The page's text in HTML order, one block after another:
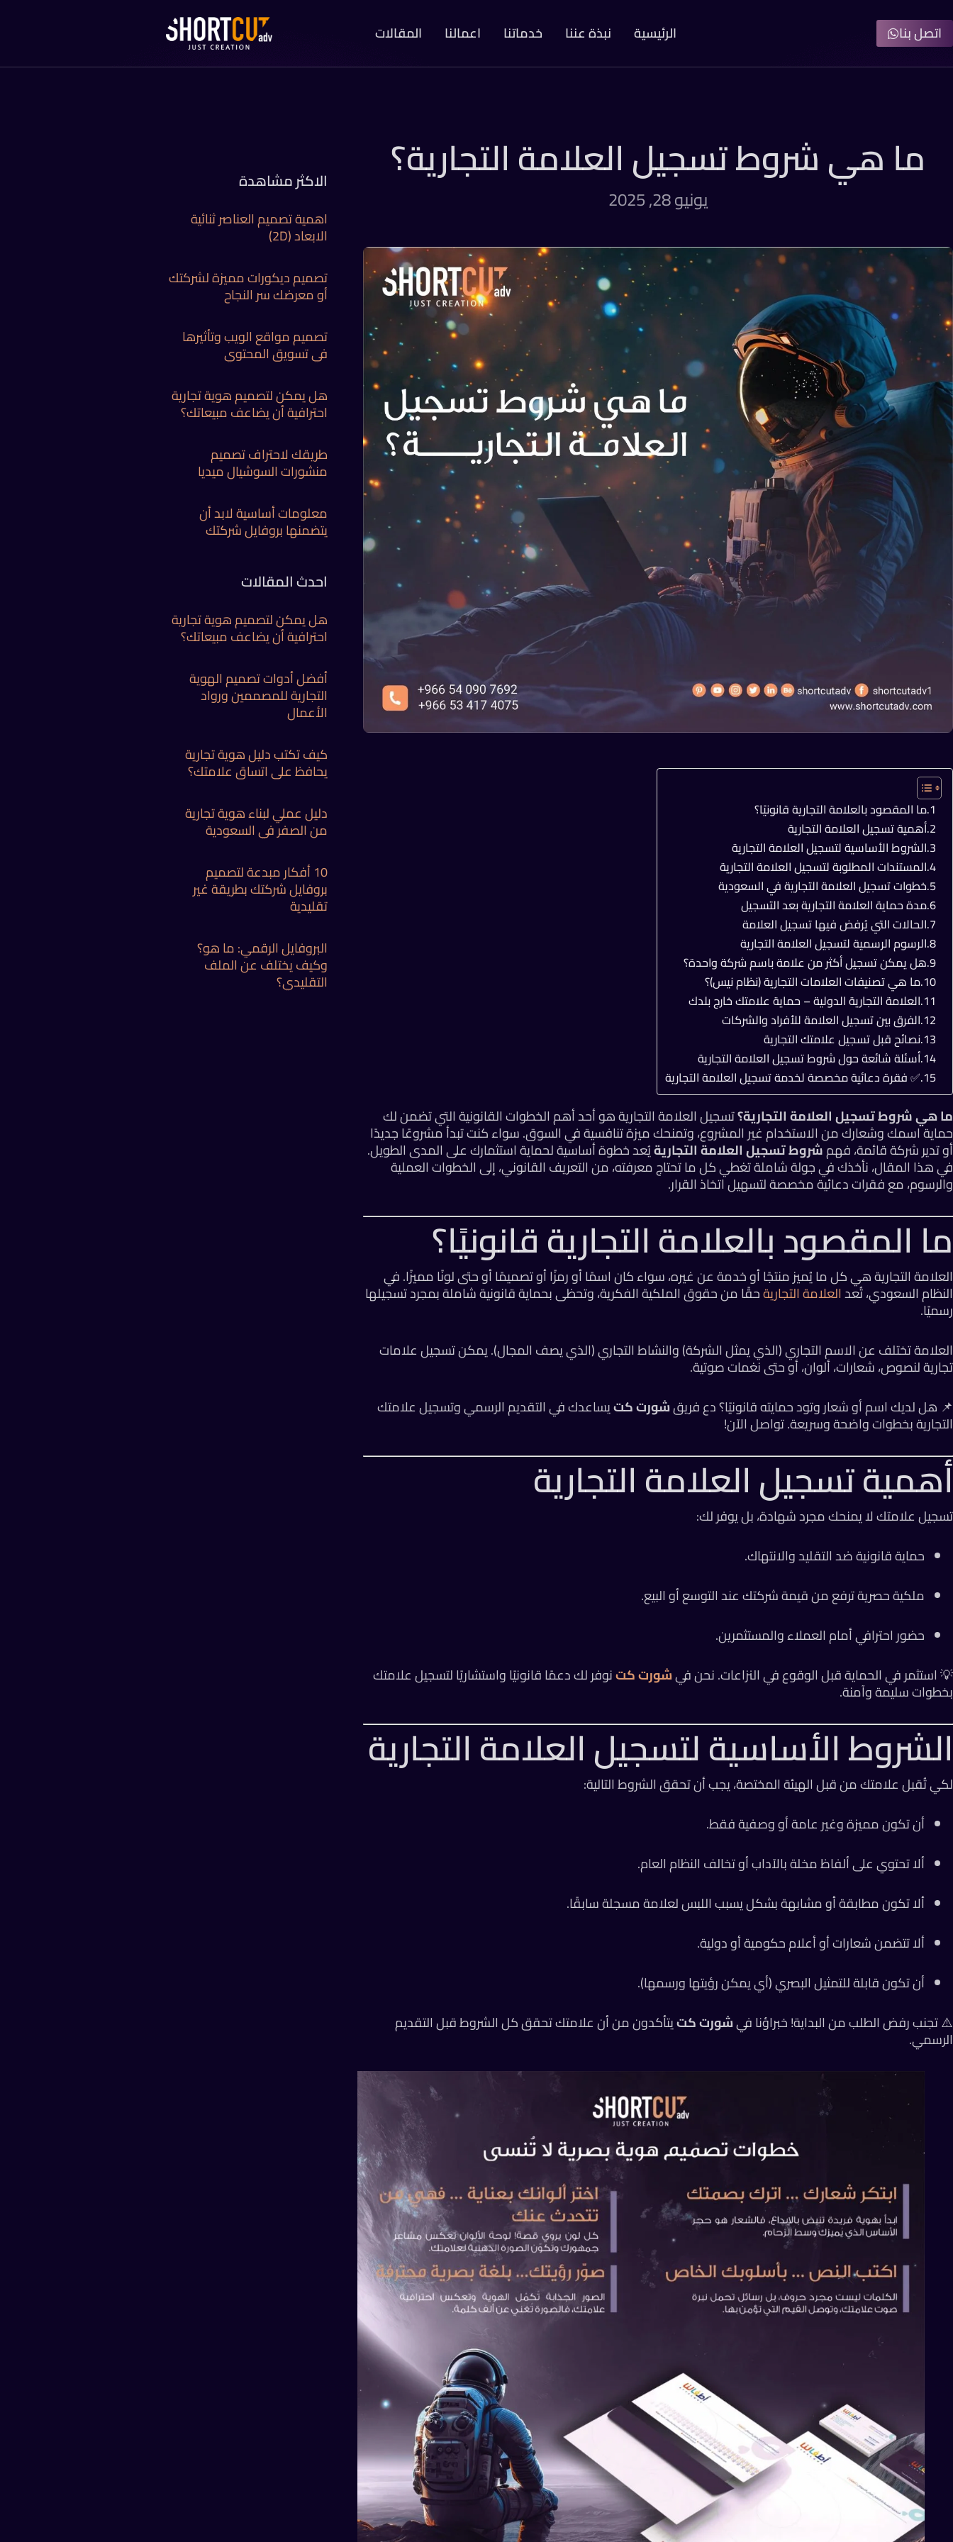
اتصل بنا الرئيسية نبذة عننا خدماتنا اعمالنا المقالات
ما هي شروط تسجيل العلامة التجارية؟
يونيو 28, 2025
ما المقصود بالعلامة التجارية قانونيًا؟
أهمية تسجيل العلامة التجارية
الشروط الأساسية لتسجيل العلامة التجارية
المستندات المطلوبة لتسجيل العلامة التجارية
خطوات تسجيل العلامة التجارية في السعودية
مدة حماية العلامة التجارية بعد التسجيل
الحالات التي يُرفض فيها تسجيل العلامة
الرسوم الرسمية لتسجيل العلامة التجارية
هل يمكن تسجيل أكثر من علامة باسم شركة واحدة؟
ما هي تصنيفات العلامات التجارية (نظام نيس)؟
العلامة التجارية الدولية – حماية علامتك خارج بلدك
الفرق بين تسجيل العلامة للأفراد والشركات
نصائح قبل تسجيل علامتك التجارية
أسئلة شائعة حول شروط تسجيل العلامة التجارية
✅ فقرة دعائية مخصصة لخدمة تسجيل العلامة التجارية
ما هي شروط تسجيل العلامة التجارية؟تسجيل العلامة التجارية هو أحد أهم الخطوات القانونية التي تضمن لك
حماية اسمك وشعارك من الاستخدام غير المشروع، وتمنحك ميزة تنافسية في السوق. سواء كنت تبدأ مشروعًا جديدًا
أو تدير شركة قائمة، فهمشروط تسجيل العلامة التجاريةيُعد خطوة أساسية لحماية استثمارك على المدى الطويل.
في هذا المقال، نأخذك في جولة شاملة تغطي كل ما تحتاج معرفته، من التعريف القانوني، إلى الخطوات العملية
والرسوم، مع فقرات دعائية مخصصة لتسهيل اتخاذ القرار.
ما المقصود بالعلامة التجارية قانونيًا؟
العلامة التجارية هي كل ما يُميز منتجًا أو خدمة عن غيره، سواء كان اسمًا أو رمزًا أو تصميمًا أو حتى لونًا مميزًا. في
النظام السعودي، تُعدالعلامة التجاريةحقًا من حقوق الملكية الفكرية، وتحظى بحماية قانونية شاملة بمجرد تسجيلها
رسميًا.
العلامة تختلف عن الاسم التجاري (الذي يمثل الشركة) والنشاط التجاري (الذي يصف المجال). يمكن تسجيل علامات
تجارية لنصوص، شعارات، ألوان، أو حتى نغمات صوتية.
📌 هل لديك اسم أو شعار وتود حمايته قانونيًا؟ دع فريقشورت كتيساعدك في التقديم الرسمي وتسجيل علامتك
التجارية بخطوات واضحة وسريعة. تواصل الآن!
أهمية تسجيل العلامة التجارية
تسجيل علامتك لا يمنحك مجرد شهادة، بل يوفر لك:
حماية قانونية ضد التقليد والانتهاك.
ملكية حصرية ترفع من قيمة شركتك عند التوسع أو البيع.
حضور احترافي أمام العملاء والمستثمرين.
💡 استثمر في الحماية قبل الوقوع في النزاعات. نحن فيشورت كتنوفر لك دعمًا قانونيًا واستشاريًا لتسجيل علامتك
بخطوات سليمة وآمنة.
الشروط الأساسية لتسجيل العلامة التجارية
لكي تُقبل علامتك من قبل الهيئة المختصة، يجب أن تحقق الشروط التالية:
أن تكون مميزة وغير عامة أو وصفية فقط.
ألا تحتوي على ألفاظ مخلة بالآداب أو تخالف النظام العام.
ألا تكون مطابقة أو مشابهة بشكل يسبب اللبس لعلامة مسجلة سابقًا.
ألا تتضمن شعارات أو أعلام حكومية أو دولية.
أن تكون قابلة للتمثيل البصري (أي يمكن رؤيتها ورسمها).
⚠️ تجنب رفض الطلب من البداية! خبراؤنا فيشورت كتيتأكدون من أن علامتك تحقق كل الشروط قبل التقديم
الرسمي.
الاكثر مشاهدة
اهمية تصميم العناصر ثنائية
الابعاد (2D)
تصميم ديكورات مميزة لشركتك
أو معرضك سر النجاح
تصميم مواقع الويب وتأثيرها
في تسويق المحتوي
هل يمكن لتصميم هوية تجارية
احترافية أن يضاعف مبيعاتك؟
طريقك لاحتراف تصميم
منشورات السوشيال ميديا
معلومات أساسية لابد أن
يتضمنها بروفايل شركتك
احدث المقالات
هل يمكن لتصميم هوية تجارية
احترافية أن يضاعف مبيعاتك؟
أفضل أدوات تصميم الهوية
التجارية للمصممين ورواد
الأعمال
كيف تكتب دليل هوية تجارية
يحافظ على اتساق علامتك؟
دليل عملي لبناء هوية تجارية
من الصفر في السعودية
10 أفكار مبدعة لتصميم
بروفايل شركتك بطريقة غير
تقليدية
البروفايل الرقمي: ما هو؟
وكيف يختلف عن الملف
التقليدي؟